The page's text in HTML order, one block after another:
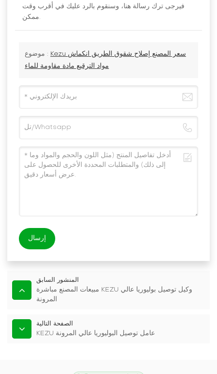
فيرجى ترك رسالة هنا، وسنقوم بالرد عليك في أقرب وقت
ممكن.
موضوع : Kezu سعر المصنع إصلاح شقوق الطريق انكماش
مواد الترقيع مادة مقاومة للماء
إرسال
المنشور السابق
مبيعات المصنع مباشرة KEZU وكيل توصيل بوليوريا عالي
المرونة
الصفحة التالية
KEZU عامل توصيل البوليوريا عالي المرونة